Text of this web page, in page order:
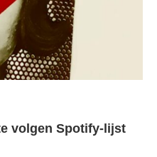
volgen Spotify-lijst